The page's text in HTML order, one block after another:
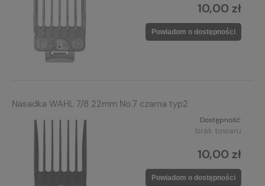
10,00 zł
Powiadom o dostępności
Nasadka WAHL 7/8 22mm No.7 czarna typ2
Dostępność:
brak towaru
10,00 zł
Powiadom o dostępności